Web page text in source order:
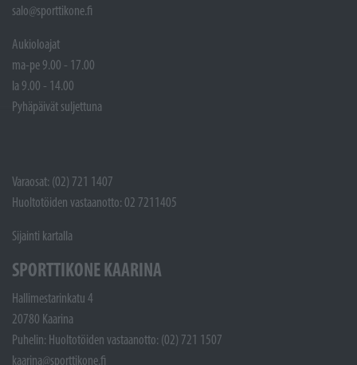
salo@sporttikone.fi
Aukioloajat
ma-pe 9.00 - 17.00
la 9.00 - 14.00
Pyhäpäivät suljettuna
Varaosat: (02) 721 1407
Huoltotöiden vastaanotto: 02 7211405
Sijainti kartalla
SPORTTIKONE KAARINA
Hallimestarinkatu 4
20780 Kaarina
Puhelin: Huoltotöiden vastaanotto: (02) 721 1507
kaarina@sporttikone.fi